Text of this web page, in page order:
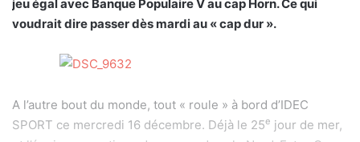
jeu égal avec Banque Populaire V au cap Horn. Ce qui
voudrait dire passer dès mardi au « cap dur ».
A l’autre bout du monde, tout « roule » à bord d’IDEC
SPORT ce mercredi 16 décembre. Déjà le 25e jour de mer,